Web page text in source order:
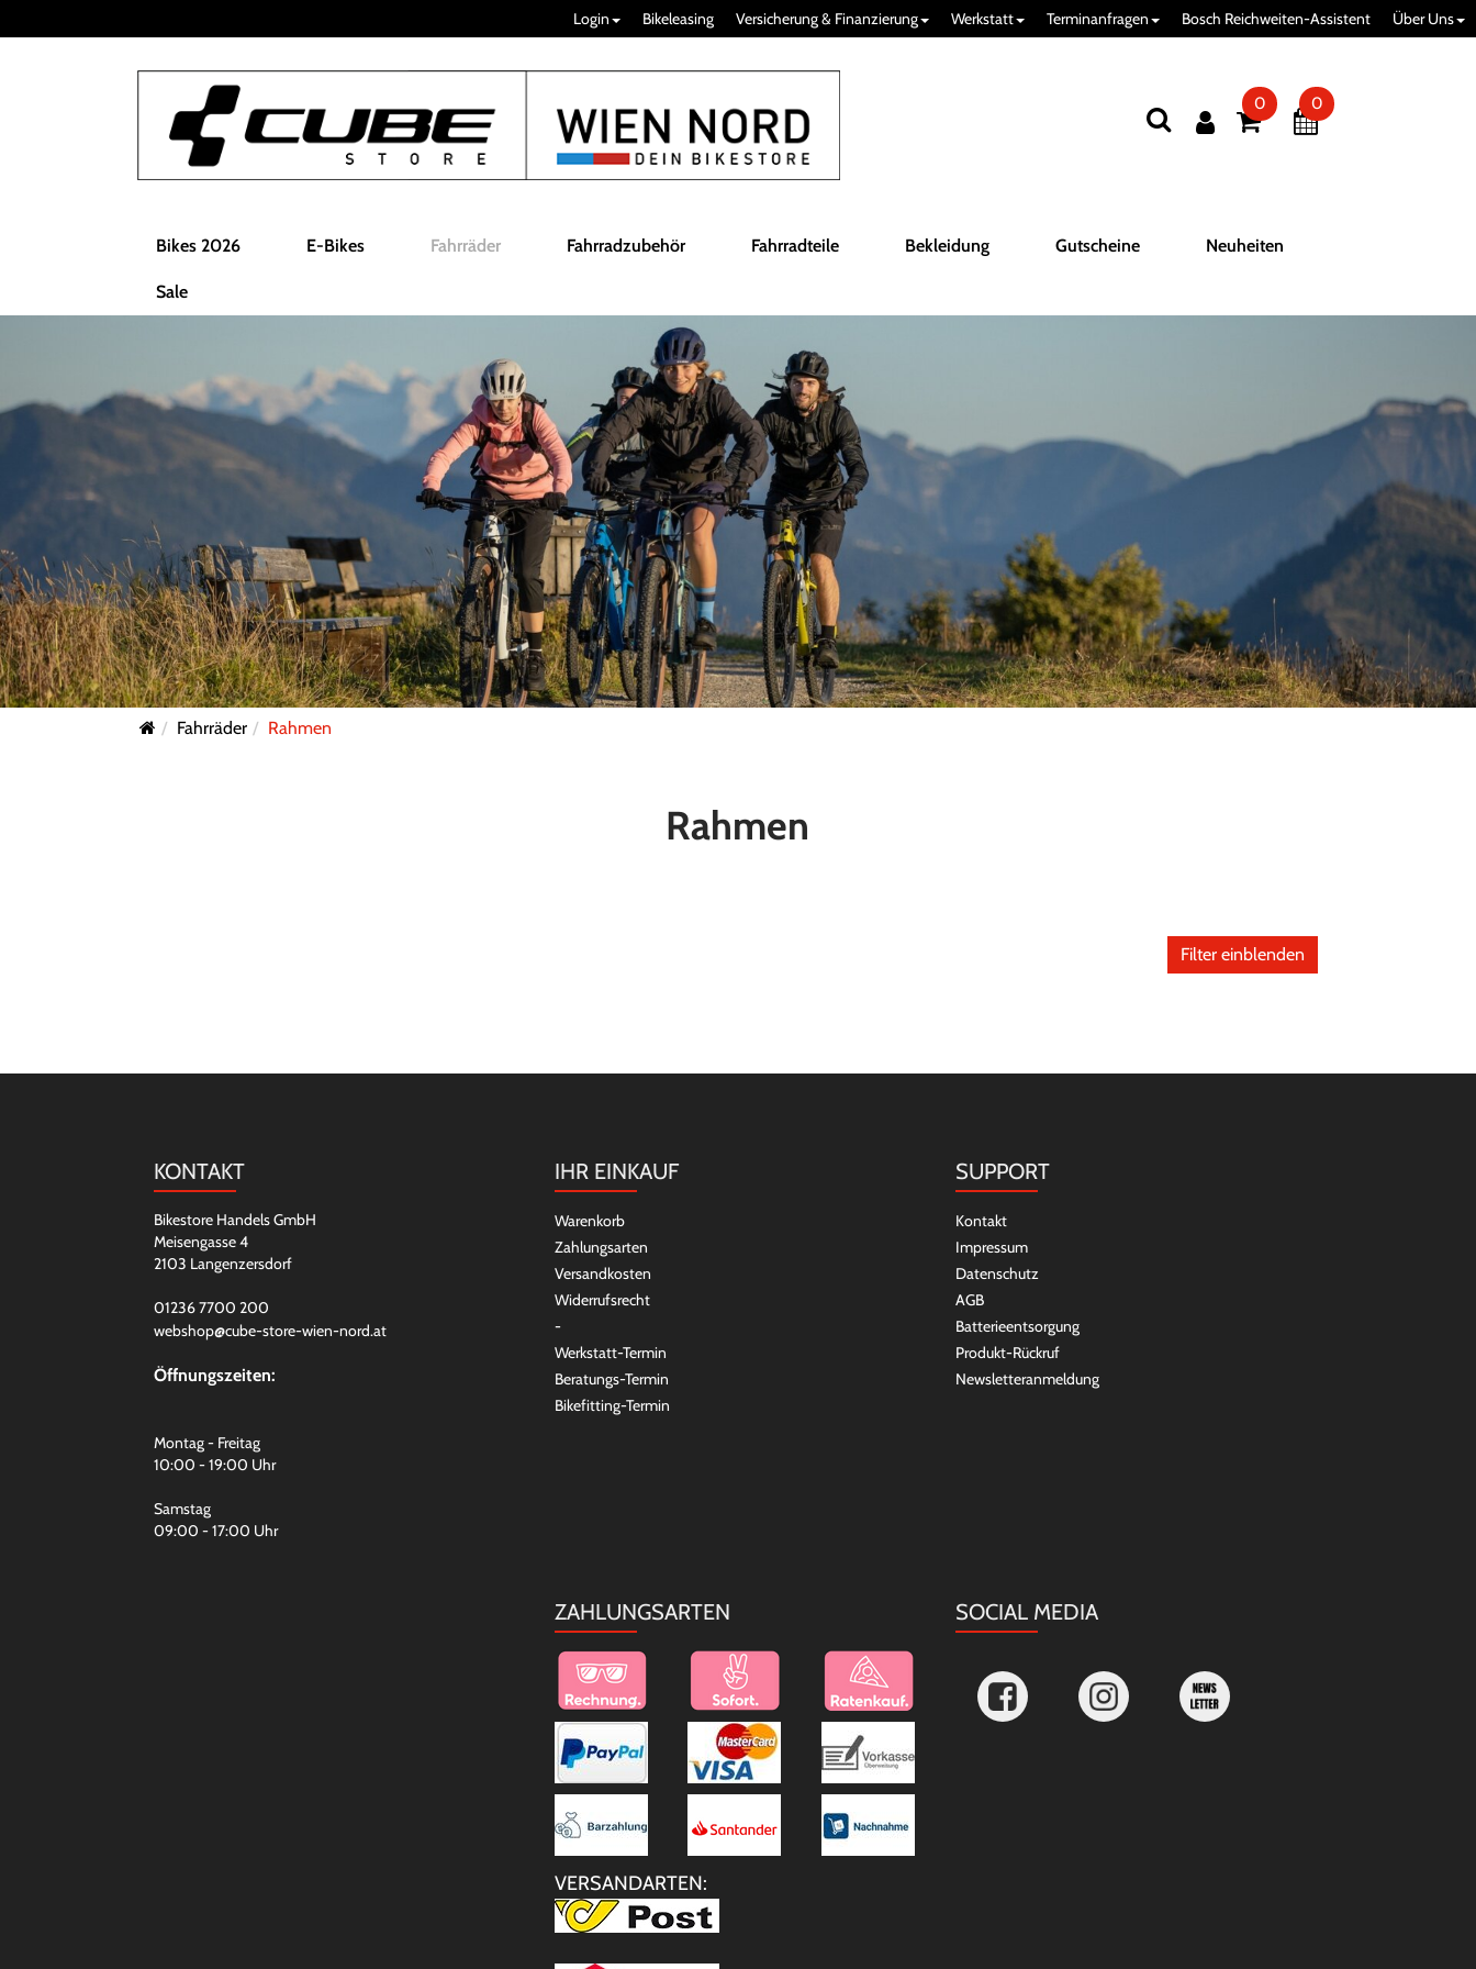
Login Bikeleasing Versicherung & Finanzierung Werkstatt Terminanfragen Bosch Reichweiten-Assistent Über Uns
0 0
Bikes 2026 E-Bikes Fahrräder Fahrradzubehör Fahrradteile Bekleidung Gutscheine Neuheiten
Sale
Fahrräder Rahmen
Rahmen
Filter einblenden
KONTAKT
Bikestore Handels GmbH
Meisengasse 4
2103 Langenzersdorf
01236 7700 200
webshop@cube-store-wien-nord.at
Öffnungszeiten:
Montag - Freitag
10:00 - 19:00 Uhr
Samstag
09:00 - 17:00 Uhr
IHR EINKAUF
Warenkorb
Zahlungsarten
Versandkosten
Widerrufsrecht
-
Werkstatt-Termin
Beratungs-Termin
Bikefitting-Termin
SUPPORT
Kontakt
Impressum
Datenschutz
AGB
Batterieentsorgung
Produkt-Rückruf
Newsletteranmeldung
ZAHLUNGSARTEN
VERSANDARTEN:
SOCIAL MEDIA